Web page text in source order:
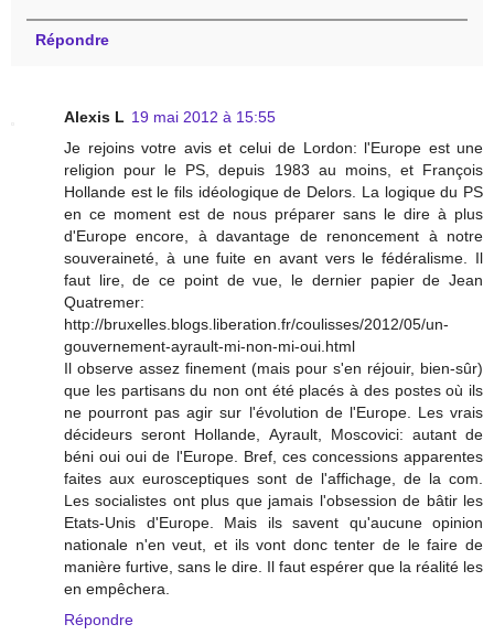
Répondre
Alexis L 19 mai 2012 à 15:55
Je rejoins votre avis et celui de Lordon: l'Europe est une
religion pour le PS, depuis 1983 au moins, et François
Hollande est le fils idéologique de Delors. La logique du PS
en ce moment est de nous préparer sans le dire à plus
d'Europe encore, à davantage de renoncement à notre
souveraineté, à une fuite en avant vers le fédéralisme. Il
faut lire, de ce point de vue, le dernier papier de Jean
Quatremer:
http://bruxelles.blogs.liberation.fr/coulisses/2012/05/un-
gouvernement-ayrault-mi-non-mi-oui.html
Il observe assez finement (mais pour s'en réjouir, bien-sûr)
que les partisans du non ont été placés à des postes où ils
ne pourront pas agir sur l'évolution de l'Europe. Les vrais
décideurs seront Hollande, Ayrault, Moscovici: autant de
béni oui oui de l'Europe. Bref, ces concessions apparentes
faites aux eurosceptiques sont de l'affichage, de la com.
Les socialistes ont plus que jamais l'obsession de bâtir les
Etats-Unis d'Europe. Mais ils savent qu'aucune opinion
nationale n'en veut, et ils vont donc tenter de le faire de
manière furtive, sans le dire. Il faut espérer que la réalité les
en empêchera.
Répondre